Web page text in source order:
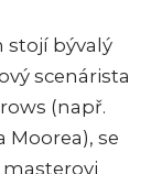
stojí bývalý
scenárista
(např.
Moorea), se